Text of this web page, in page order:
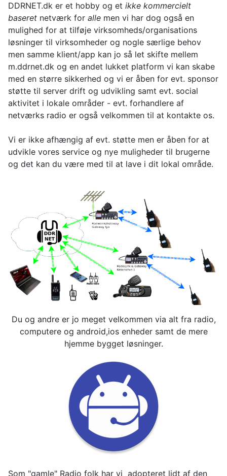
DDRNET.dk er et hobby og et ikke kommercielt
baseret netværk for alle men vi har dog også en
mulighed for at tilføje virksomheds/organisations
løsninger til virksomheder og nogle særlige behov
men samme klient/app kan jo så let skifte mellem
m.ddrnet.dk og en andet lukket platform vi kan skabe
med en større sikkerhed og vi er åben for evt. sponsor
støtte til server drift og udvikling samt evt. social
aktivitet i lokale områder - evt. forhandlere af
netværks radio er også velkommen til at kontakte os.
Vi er ikke afhængig af evt. støtte men er åben for at
udvikle vores service og nye muligheder til brugerne
og det kan du være med til at lave i dit lokal område.
Du og andre er jo meget velkommen via alt fra radio,
computere og android,ios enheder samt de mere
hjemme bygget løsninger.
Som "gamle" Radio folk har vi adopteret lidt af den